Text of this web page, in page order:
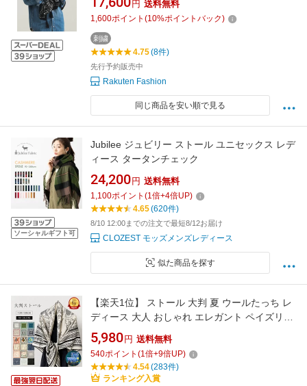
ン雑貨 マフラー・ストール・ネックウォーマー
ホワイト グレー ブラック【送料無料】
円 送料無料
1,600ポイント (10%ポイントバック)
刺繍
4.75(8件)
先行予約販売中
Rakuten Fashion
同じ商品を安い順で見る
ソーシャルギフト可
Jubilee ジュビリー ストール ユニセックス レデ
ィース タータンチェック
24,200 円 送料無料
1,100ポイント (1倍+4倍UP)
4.65(620件)
8/10 12:00までの注文で最短8/12お届け
CLOZEST モッズメンズレディース
似た商品を探す
【楽天1位】 ストール 大判 夏 ウールたっち レ
ディース 大人 おしゃれ エレガント ペイズリー
柄 モノトーン バイカラー バンダナ柄 手作り 上
質 上品 高級 着物用 正方形 大判スカーフ 薄手
紫外線 UV対策 冷房対策 日焼け対策 20代 30代
40代 年中使える Horse scarf
5,980 円 送料無料
540ポイント (1倍+9倍UP)
4.54(283件)
ランキング入賞